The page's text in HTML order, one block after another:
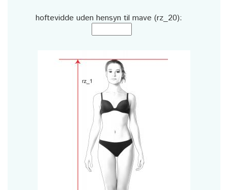
hoftevidde uden hensyn til mave (rz_20):